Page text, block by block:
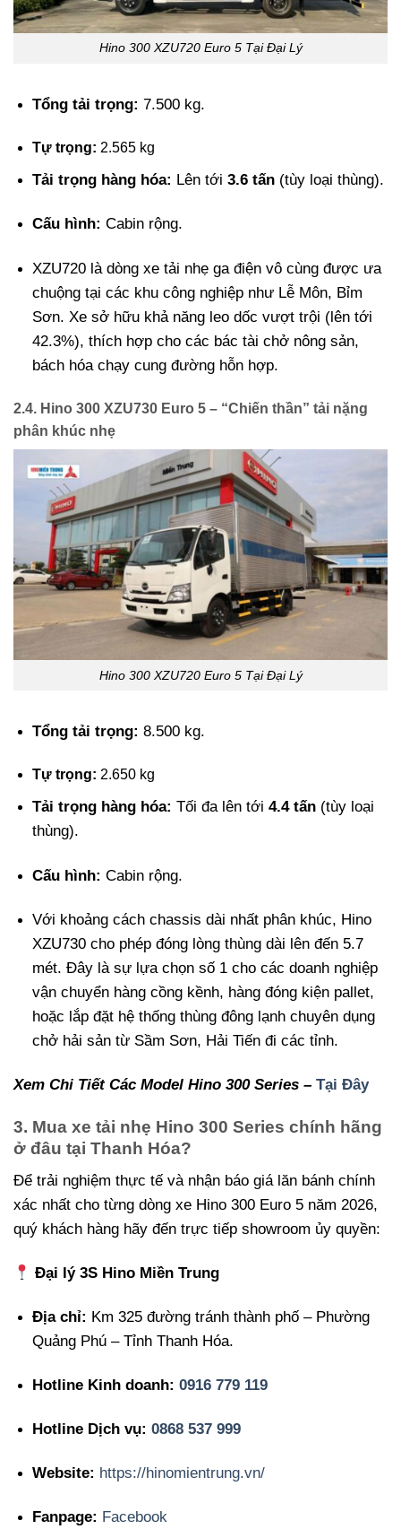
Hino 300 XZU720 Euro 5 Tại Đại Lý
Tổng tải trọng: 7.500 kg.
Tự trọng: 2.565 kg
Tải trọng hàng hóa: Lên tới 3.6 tấn(tùy loại thùng).
Cấu hình: Cabin rộng.
XZU720 là dòng xe tải nhẹ ga điện vô cùng được ưa
chuộng tại các khu công nghiệp như Lễ Môn, Bỉm
Sơn. Xe sở hữu khả năng leo dốc vượt trội (lên tới
42.3%), thích hợp cho các bác tài chở nông sản,
bách hóa chạy cung đường hỗn hợp.
2.4. Hino 300 XZU730 Euro 5 – “Chiến thần” tải nặng
phân khúc nhẹ
Hino 300 XZU720 Euro 5 Tại Đại Lý
Tổng tải trọng: 8.500 kg.
Tự trọng: 2.650 kg
Tải trọng hàng hóa: Tối đa lên tới 4.4 tấn(tùy loại
thùng).
Cấu hình: Cabin rộng.
Với khoảng cách chassis dài nhất phân khúc, Hino
XZU730 cho phép đóng lòng thùng dài lên đến 5.7
mét. Đây là sự lựa chọn số 1 cho các doanh nghiệp
vận chuyển hàng cồng kềnh, hàng đóng kiện pallet,
hoặc lắp đặt hệ thống thùng đông lạnh chuyên dụng
chở hải sản từ Sầm Sơn, Hải Tiến đi các tỉnh.
Xem Chi Tiết Các Model Hino 300 Series – Tại Đây
3. Mua xe tải nhẹ Hino 300 Series chính hãng
ở đâu tại Thanh Hóa?
Để trải nghiệm thực tế và nhận báo giá lăn bánh chính
xác nhất cho từng dòng xe Hino 300 Euro 5 năm 2026,
quý khách hàng hãy đến trực tiếp showroom ủy quyền:
Đại lý 3S Hino Miền Trung
Địa chỉ: Km 325 đường tránh thành phố – Phường
Quảng Phú – Tỉnh Thanh Hóa.
Hotline Kinh doanh: 0916 779 119
Hotline Dịch vụ: 0868 537 999
Website: https://hinomientrung.vn/
Fanpage: Facebook